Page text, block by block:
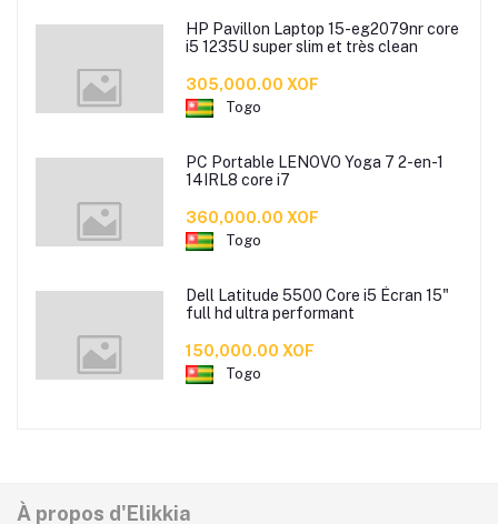
HP Pavillon Laptop 15-eg2079nr core
i5 1235U super slim et très clean
305,000.00 XOF
Togo
PC Portable LENOVO Yoga 7 2-en-1
14IRL8 core i7
360,000.00 XOF
Togo
Dell Latitude 5500 Core i5 Écran 15"
full hd ultra performant
150,000.00 XOF
Togo
À propos d'Elikkia